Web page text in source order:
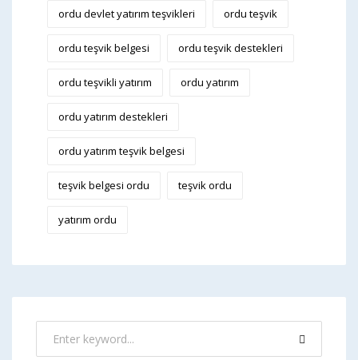
ordu devlet yatırım teşvikleri ordu teşvik
ordu teşvik belgesi ordu teşvik destekleri
ordu teşvikli yatırım ordu yatırım
ordu yatırım destekleri
ordu yatırım teşvik belgesi
teşvik belgesi ordu teşvik ordu
yatırım ordu